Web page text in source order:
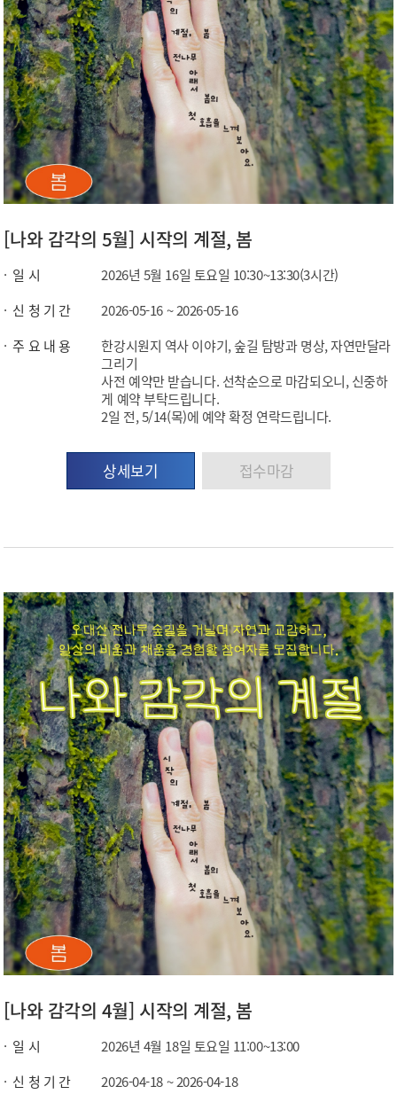
[나와 감각의 5월] 시작의 계절, 봄
일 시
2026년 5월 16일 토요일 10:30~13:30(3시간)
신 청 기 간
2026-05-16 ~ 2026-05-16
주 요 내 용
한강시원지 역사 이야기, 숲길 탐방과 명상, 자연만달라
그리기
사전 예약만 받습니다. 선착순으로 마감되오니, 신중하
게 예약 부탁드립니다.
2일 전, 5/14(목)에 예약 확정 연락드립니다.
상세보기
[나와 감각의 4월] 시작의 계절, 봄
일 시
2026년 4월 18일 토요일 11:00~13:00
신 청 기 간
2026-04-18 ~ 2026-04-18